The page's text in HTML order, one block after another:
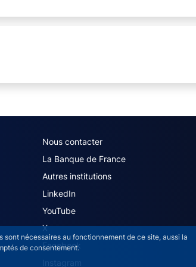
nécessaires au fonctionnement de ce site, aussi la
de consentement.
ACPR footer secondary menu (French)
Nous contacter
La Banque de France
Autres institutions
LinkedIn
YouTube
X
Facebook
Instagram